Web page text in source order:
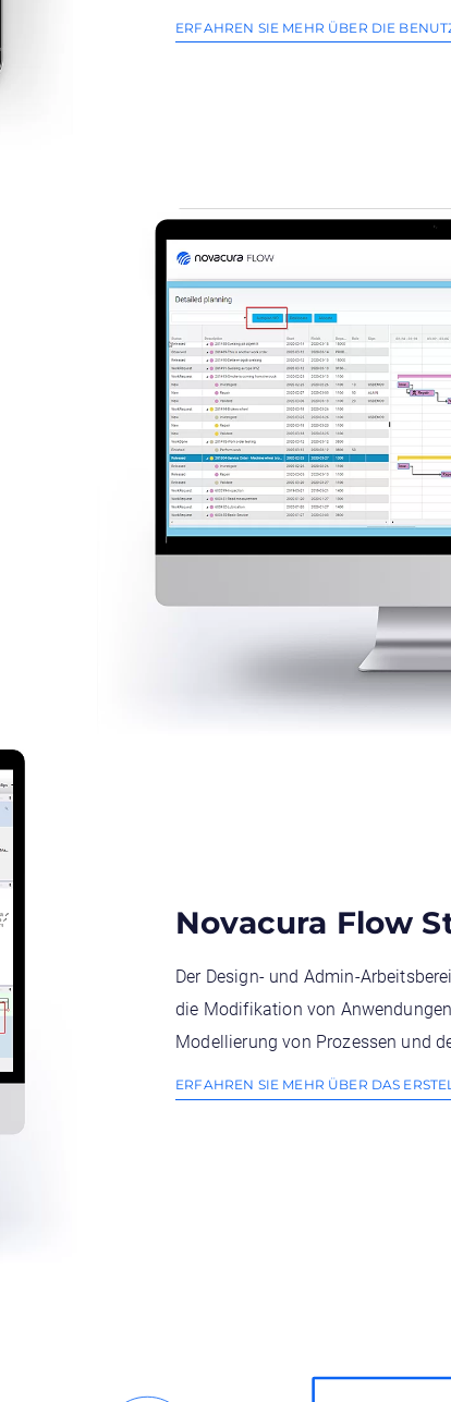
ERFAHREN SIE MEHR ÜBER DIE
Novacura Flow
Der Design- und Admin-
die Modifikation von
Modellierung von Prozessen und
ERFAHREN SIE MEHR ÜBER DAS